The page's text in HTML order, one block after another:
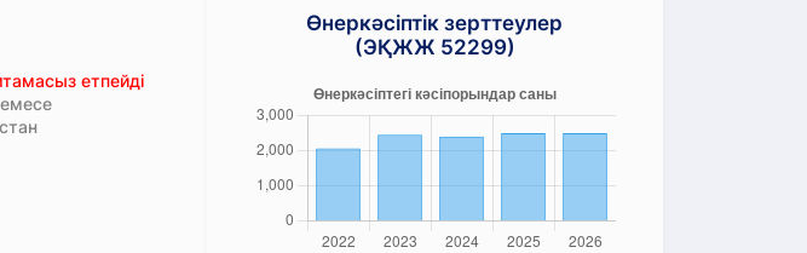
етпейді
Өнеркәсіптік зерттеулер
(ЭҚЖЖ 52299)